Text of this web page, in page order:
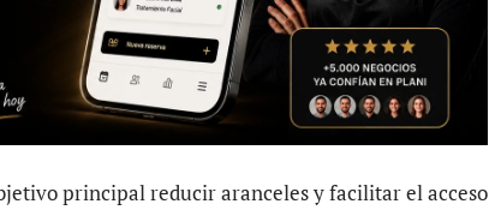
principal reducir aranceles y facilitar el acceso